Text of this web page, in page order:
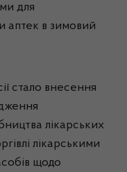
для
аптек в зимовий
стало внесення
лікарських
лікарськими
щодо